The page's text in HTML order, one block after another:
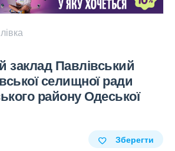
заклад Павлівський
селищної ради
району Одеської
Зберегти